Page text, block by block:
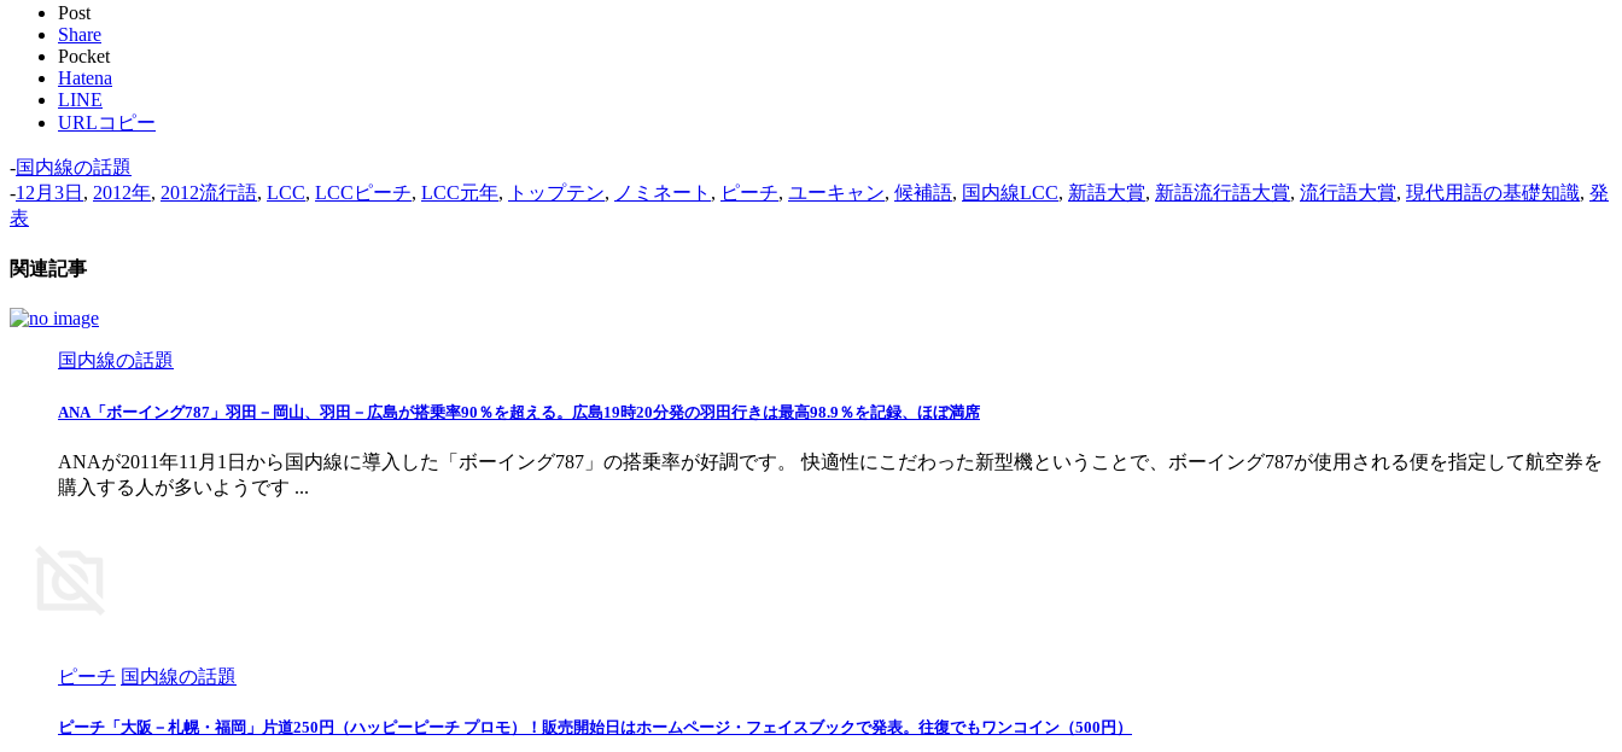
Post
Share
Pocket
Hatena
LINE
URLコピー
-国内線の話題
-12月3日 , 2012年, 2012流行語, LCC, LCCピーチ, LCC元年, トップテン, ノミネート , ピーチ, ユーキャン, 候補語, 国内線LCC, 新語大賞, 新語流行語大賞, 流行語大賞, 現代用語の基礎知識, 発
表
関連記事
国内線の話題
ANA「ボーイング787」羽田－岡山、羽田－広島が搭乗率90％を超える。広島19時20分発の羽田行きは最高98.9％を記録、ほぼ満席
ANAが2011年11月1日から国内線に導入した「ボーイング787」の搭乗率が好調です。 快適性にこだわった新型機ということで、ボーイング787が使用される便を指定して航空券を
購入する人が多いようです ...
ピーチ 国内線の話題
ピーチ「大阪－札幌・福岡」片道250円（ハッピーピーチ プロモ）！販売開始日はホームページ・フェイスブックで発表。往復でもワンコイン（500円）